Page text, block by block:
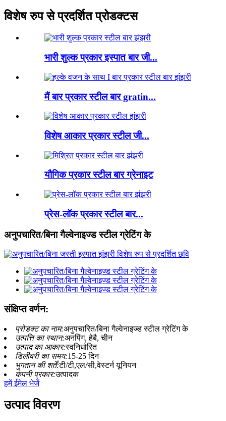
विशेष रुप से प्रदर्शित प्रोडक्टस
भारी शुल्क प्रकार इस्पात बार जी...
मैं बार प्रकार स्टील बार gratin...
विशेष आकार प्रकार स्टील जी...
यौगिक प्रकार स्टील बार ग्रेनाइट
प्रेस-लॉक प्रकार स्टील बार...
अनुपचारित/बिना गैल्वेनाइज्ड स्टील ग्रेटिंग के
संक्षिप्त वर्णन:
प्रोडक्ट का नाम:अनुपचारित/बिना गैल्वेनाइज्ड स्टील ग्रेटिंग के
उत्पत्ति का स्थान:अनपिंग, हेबै, चीन
उत्पाद का आकार:स्वनिर्धारित
डिलीवरी का समय:15-25 दिन
भुगतान की शर्तें:टी/टी,एल/सी,वेस्टर्न यूनियन
कंपनी प्रकार:उत्पादक
हमें ईमेल भेजें
उत्पाद विवरण